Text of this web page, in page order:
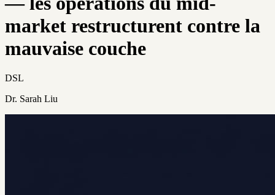
market restructurent contre la
mauvaise couche
DSL
Dr. Sarah Liu